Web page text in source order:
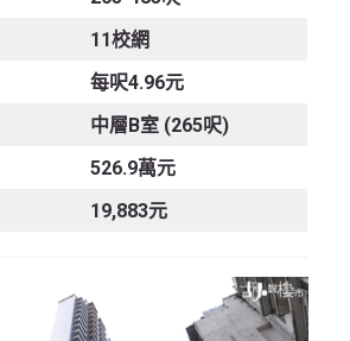
11校網
每呎4.96元
中層B室 (265呎)
526.9萬元
19,883元